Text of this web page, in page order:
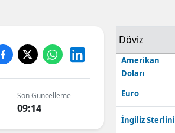
Balıkesir
Bilecik
Bingöl
Bitlis
Son Güncelleme
09:14
Döviz
Amerikan
Doları
Euro
İngiliz Sterlini